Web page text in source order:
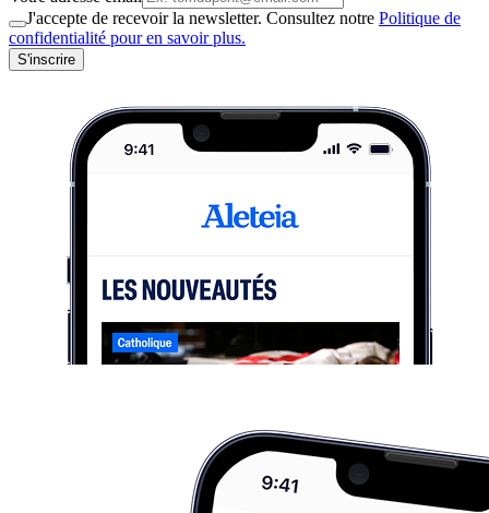
J'accepte de recevoir la newsletter. Consultez notre Politique de
confidentialité pour en savoir plus.
S'inscrire